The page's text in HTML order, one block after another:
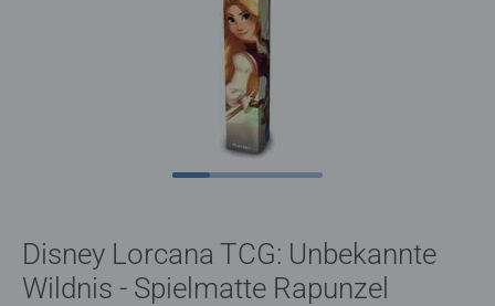
Disney Lorcana TCG: Unbekannte
Wildnis - Spielmatte Rapunzel